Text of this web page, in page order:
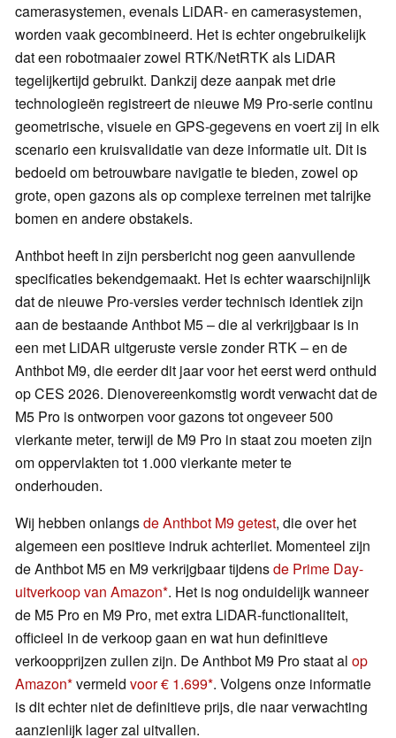
camerasystemen, evenals LiDAR- en camerasystemen,
worden vaak gecombineerd. Het is echter ongebruikelijk
dat een robotmaaier zowel RTK/NetRTK als LiDAR
tegelijkertijd gebruikt. Dankzij deze aanpak met drie
technologieën registreert de nieuwe M9 Pro-serie continu
geometrische, visuele en GPS-gegevens en voert zij in elk
scenario een kruisvalidatie van deze informatie uit. Dit is
bedoeld om betrouwbare navigatie te bieden, zowel op
grote, open gazons als op complexe terreinen met talrijke
bomen en andere obstakels.
Anthbot heeft in zijn persbericht nog geen aanvullende
specificaties bekendgemaakt. Het is echter waarschijnlijk
dat de nieuwe Pro-versies verder technisch identiek zijn
aan de bestaande Anthbot M5 – die al verkrijgbaar is in
een met LiDAR uitgeruste versie zonder RTK – en de
Anthbot M9, die eerder dit jaar voor het eerst werd onthuld
op CES 2026. Dienovereenkomstig wordt verwacht dat de
M5 Pro is ontworpen voor gazons tot ongeveer 500
vierkante meter, terwijl de M9 Pro in staat zou moeten zijn
om oppervlakten tot 1.000 vierkante meter te
onderhouden.
Wij hebben onlangsde Anthbot M9 getest, die over het
algemeen een positieve indruk achterliet. Momenteel zijn
de Anthbot M5 en M9 verkrijgbaar tijdensde Prime Day-
uitverkoop van Amazon . Het is nog onduidelijk wanneer
de M5 Pro en M9 Pro, met extra LiDAR-functionaliteit,
officieel in de verkoop gaan en wat hun definitieve
verkoopprijzen zullen zijn. De Anthbot M9 Pro staat al op
Amazon vermeld voor € 1.699 . Volgens onze informatie
is dit echter niet de definitieve prijs, die naar verwachting
aanzienlijk lager zal uitvallen.